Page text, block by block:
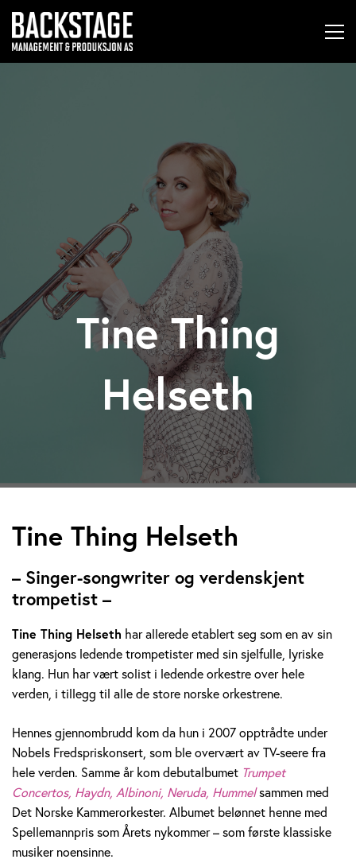
Tine Thing
Helseth
T
n
e
T
h
i
n
g
H
Tine Thing Helseth
– Singer-songwriter og verdenskjent
trompetist –
Tine Thing Helseth har allerede etablert seg som en av sin
generasjons ledende trompetister med sin sjelfulle, lyriske
klang. Hun har vært solist i ledende orkestre over hele
verden, i tillegg til alle de store norske orkestrene.
Hennes gjennombrudd kom da hun i 2007 opptrådte under
Nobels Fredspriskonsert, som ble overvært av TV-seere fra
hele verden. Samme år kom debutalbumet Trumpet
Concertos, Haydn, Albinoni, Neruda, Hummelsammen med
Det Norske Kammerorkester. Albumet belønnet henne med
Spellemannpris som Årets nykommer – som første klassiske
musiker noensinne.